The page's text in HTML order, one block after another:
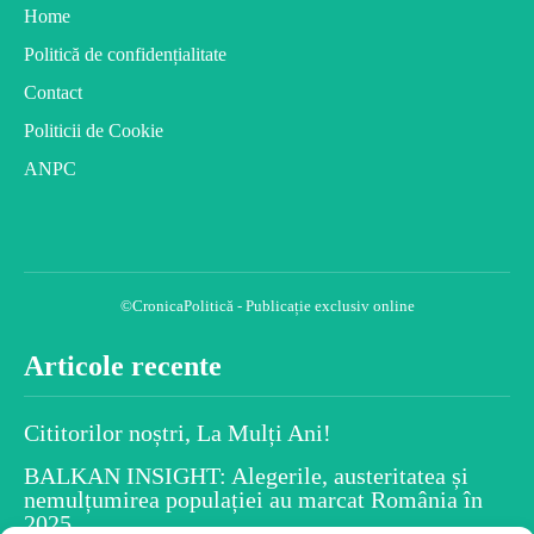
Home
Politică de confidențialitate
Contact
Politicii de Cookie
ANPC
©CronicaPolitică - Publicație exclusiv online
Articole recente
Cititorilor noștri, La Mulți Ani!
BALKAN INSIGHT: Alegerile, austeritatea și
nemulțumirea populației au marcat România în
2025